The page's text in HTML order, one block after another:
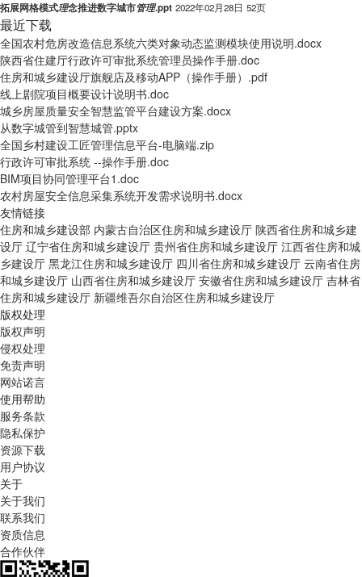
拓展网格模式理念推进数字城市管理.ppt 2022年02月28日 52页
最近下载
全国农村危房改造信息系统六类对象动态监测模块使用说明.docx
陕西省住建厅行政许可审批系统管理员操作手册.doc
住房和城乡建设厅旗舰店及移动APP（操作手册）.pdf
线上剧院项目概要设计说明书.doc
城乡房屋质量安全智慧监管平台建设方案.docx
从数字城管到智慧城管.pptx
全国乡村建设工匠管理信息平台-电脑端.zip
行政许可审批系统 --操作手册.doc
BIM项目协同管理平台1.doc
农村房屋安全信息采集系统开发需求说明书.docx
友情链接
住房和城乡建设部 内蒙古自治区住房和城乡建设厅 陕西省住房和城乡建
设厅 辽宁省住房和城乡建设厅 贵州省住房和城乡建设厅 江西省住房和城
乡建设厅 黑龙江住房和城乡建设厅 四川省住房和城乡建设厅 云南省住房
和城乡建设厅 山西省住房和城乡建设厅 安徽省住房和城乡建设厅 吉林省
住房和城乡建设厅 新疆维吾尔自治区住房和城乡建设厅
版权处理
版权声明
侵权处理
免责声明
网站诺言
使用帮助
服务条款
隐私保护
资源下载
用户协议
关于
关于我们
联系我们
资质信息
合作伙伴